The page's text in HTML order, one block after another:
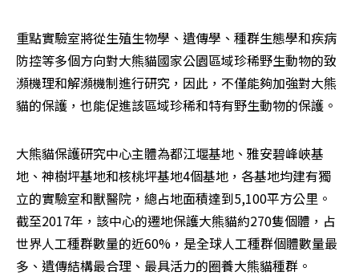
重點實驗室將從生殖生物學、遺傳學、種群生態學和疾病
防控等多個方向對大熊貓國家公園區域珍稀野生動物的致
瀕機理和解瀕機制進行研究，因此，不僅能夠加強對大熊
貓的保護，也能促進該區域珍稀和特有野生動物的保護。
大熊貓保護研究中心主體為都江堰基地、雅安碧峰峽基
地、神樹坪基地和核桃坪基地4個基地，各基地均建有獨
立的實驗室和獸醫院，總占地面積達到5,100平方公里。
截至2017年，該中心的遷地保護大熊貓約270隻個體，占
世界人工種群數量的近60%，是全球人工種群個體數量最
多、遺傳結構最合理、最具活力的圈養大熊貓種群。